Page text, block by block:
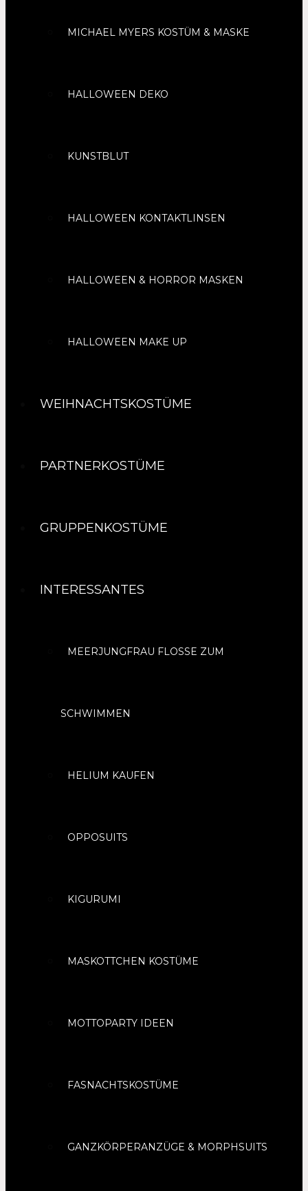
MICHAEL MYERS KOSTÜM & MASKE
HALLOWEEN DEKO
KUNSTBLUT
HALLOWEEN KONTAKTLINSEN
HALLOWEEN & HORROR MASKEN
HALLOWEEN MAKE UP
WEIHNACHTSKOSTÜME
PARTNERKOSTÜME
GRUPPENKOSTÜME
INTERESSANTES
MEERJUNGFRAU FLOSSE ZUM
SCHWIMMEN
HELIUM KAUFEN
OPPOSUITS
KIGURUMI
MASKOTTCHEN KOSTÜME
MOTTOPARTY IDEEN
FASNACHTSKOSTÜME
GANZKÖRPERANZÜGE & MORPHSUITS